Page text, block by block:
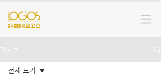
게시물
전체 보기